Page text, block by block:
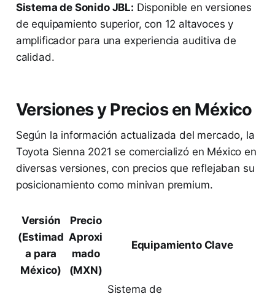
Sistema de Sonido JBL: Disponible en versiones
de equipamiento superior, con 12 altavoces y
amplificador para una experiencia auditiva de
calidad.
Versiones y Precios en México
Según la información actualizada del mercado, la
Toyota Sienna 2021 se comercializó en México en
diversas versiones, con precios que reflejaban su
posicionamiento como minivan premium.
Versión
(Estimad
a para
México)
Precio
Aproxi
mado
(MXN)
Equipamiento Clave
Sistema de